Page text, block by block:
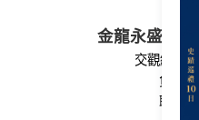
金龍永盛旅
交觀綜
負責
聯絡